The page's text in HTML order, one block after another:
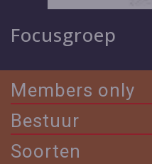
Focusgroep
Members only
Bestuur
Soorten